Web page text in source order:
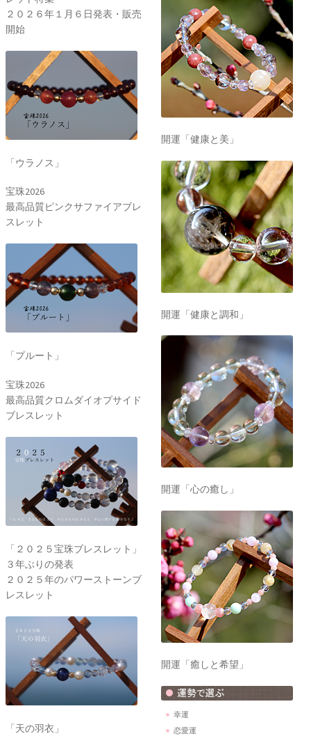
２０２６年１月６日発表・販売
開始
「ウラノス」
宝珠2026
最高品質ピンクサファイアブレ
スレット
「プルート」
宝珠2026
最高品質クロムダイオプサイド
ブレスレット
「２０２５宝珠ブレスレット」
３年ぶりの発表
２０２５年のパワーストーンブ
レスレット
「天の羽衣」
開運「健康と美」
開運「健康と調和」
開運「心の癒し」
開運「癒しと希望」
幸運
恋愛運